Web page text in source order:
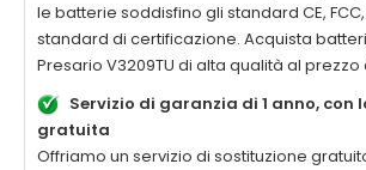
le batterie soddisfino gli standard CE, FCC,
standard di certificazione. Acquista
Presario V3209TU di alta qualità al prezzo
Servizio di garanzia di 1 anno, con
gratuita
Offriamo un servizio di sostituzione